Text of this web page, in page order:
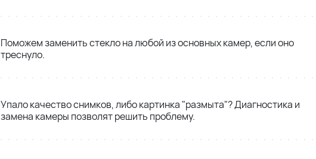
Поможем заменить стекло на любой из основных камер, если оно
треснуло.
Упало качество снимков, либо картинка "размыта"? Диагностика и
замена камеры позволят решить проблему.